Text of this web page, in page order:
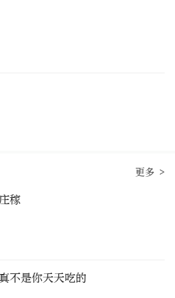
更多 >
稼
不是你天天吃的